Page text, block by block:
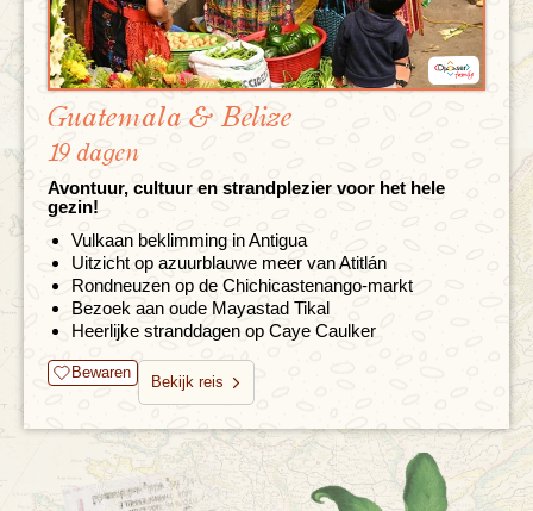
Guatemala & Belize
19 dagen
Avontuur, cultuur en strandplezier voor het hele
gezin!
Vulkaan beklimming in Antigua
Uitzicht op azuurblauwe meer van Atitlán
Rondneuzen op de Chichicastenango-markt
Bezoek aan oude Mayastad Tikal
Heerlijke stranddagen op Caye Caulker
Bewaren
Bekijk reis